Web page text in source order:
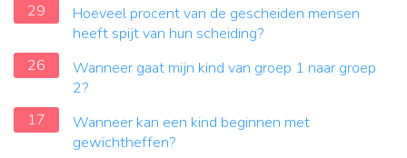
29
Hoeveel procent van de gescheiden mensen
heeft spijt van hun scheiding?
26
Wanneer gaat mijn kind van groep 1 naar groep
2?
17
Wanneer kan een kind beginnen met
gewichtheffen?